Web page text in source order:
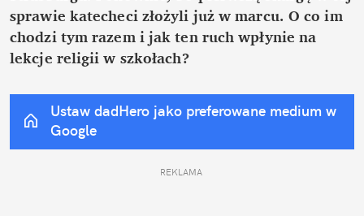
sprawie katecheci złożyli już w marcu. O co im
chodzi tym razem i jak ten ruch wpłynie na
lekcje religii w szkołach?
Ustaw dadHero jako preferowane medium w
Google
REKLAMA